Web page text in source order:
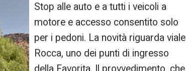
Stop alle auto e a tutti i veicoli a
motore e accesso consentito solo
per i pedoni. La novità riguarda viale
Rocca, uno dei punti di ingresso
della Favorita. Il provvedimento, che